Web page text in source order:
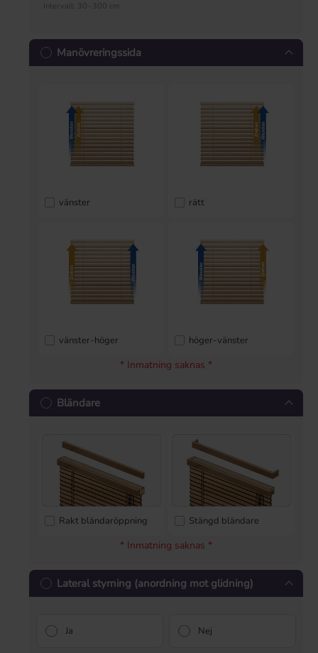
Intervall: 30–300 cm
Manövreringssida
vänster rätt
vänster-höger höger-vänster
* Inmatning saknas *
Bländare
Rakt bländaröppning Stängd bländare
* Inmatning saknas *
Lateral styrning (anordning mot glidning)
Ja Nej